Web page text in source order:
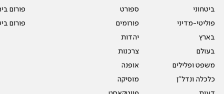
ביטחוני
פוליטי-מדיני
בארץ
בעולם
משפט ופלילים
כלכלה ונדל"ן
ספורט
פורומים
יהדות
צרכנות
אופנה
מוסיקה
פורום
פורום